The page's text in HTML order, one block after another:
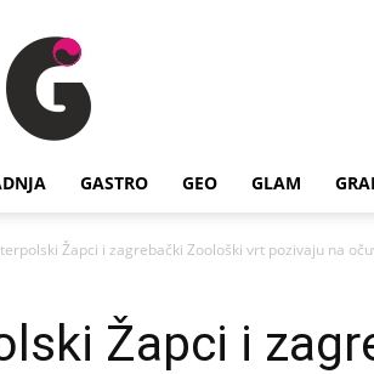
G
Točka
GASTRO GEO GLAM
Žapci i zagrebački Zoološki vrt pozivaju na
Žapci i